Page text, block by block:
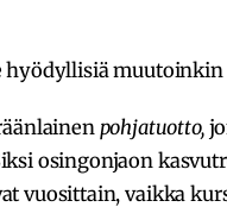
hyödyllisiä
pohjatuotto,
osingonjaon
vuosittain, vaikka